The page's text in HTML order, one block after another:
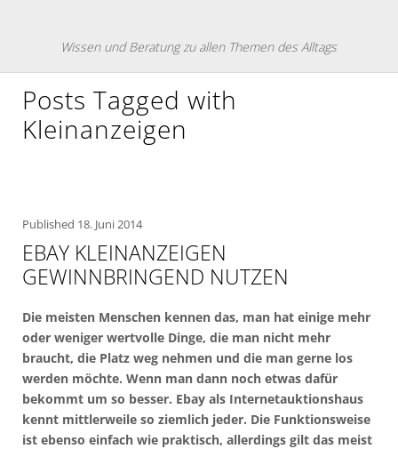
Wissen und Beratung zu allen Themen des Alltags
Posts Tagged with
Kleinanzeigen
Published 18. Juni 2014
EBAY KLEINANZEIGEN
GEWINNBRINGEND NUTZEN
Die meisten Menschen kennen das, man hat einige mehr
oder weniger wertvolle Dinge, die man nicht mehr
braucht, die Platz weg nehmen und die man gerne los
werden möchte. Wenn man dann noch etwas dafür
bekommt um so besser. Ebay als Internetauktionshaus
kennt mittlerweile so ziemlich jeder. Die Funktionsweise
ist ebenso einfach wie praktisch, allerdings gilt das meist